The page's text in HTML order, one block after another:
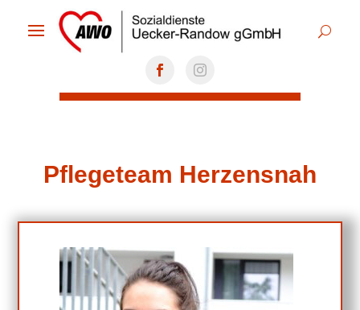
Pflegeteam Herzensnah